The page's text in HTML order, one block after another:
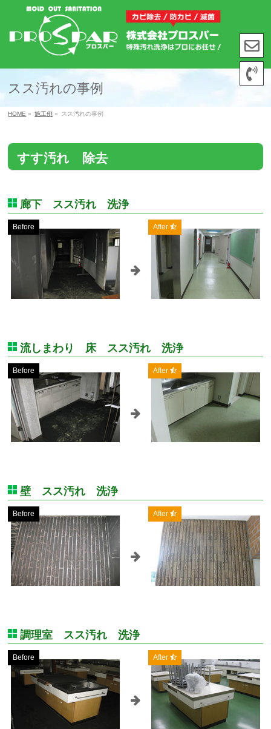
スス汚れの事例
HOME » 施工例 » スス汚れの事例
すす汚れ 除去
廊下 スス汚れ 洗浄
Before After
流しまわり 床 スス汚れ 洗浄
Before After
壁 スス汚れ 洗浄
Before After
調理室 スス汚れ 洗浄
Before After